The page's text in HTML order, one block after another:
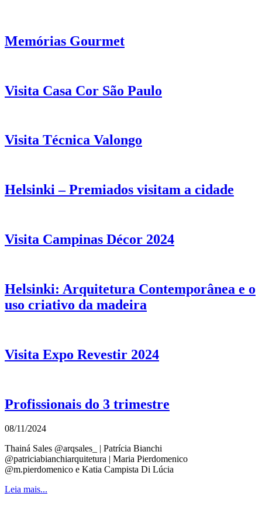
Memórias Gourmet
Visita Casa Cor São Paulo
Visita Técnica Valongo
Helsinki – Premiados visitam a cidade
Visita Campinas Décor 2024
Helsinki: Arquitetura Contemporânea e o
uso criativo da madeira
Visita Expo Revestir 2024
Profissionais do 3 trimestre
08/11/2024
Thainá Sales @arqsales_ | Patrícia Bianchi
@patriciabianchiarquitetura | Maria Pierdomenico
@m.pierdomenico e Katia Campista Di Lúcia
Leia mais...